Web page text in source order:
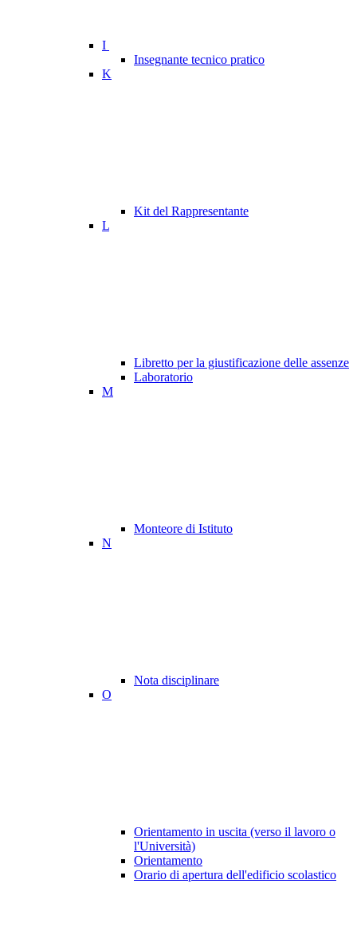
I
Insegnante tecnico pratico
K
Kit del Rappresentante
L
Libretto per la giustificazione delle assenze
Laboratorio
M
Monteore di Istituto
N
Nota disciplinare
O
Orientamento in uscita (verso il lavoro o
l'Università)
Orientamento
Orario di apertura dell'edificio scolastico